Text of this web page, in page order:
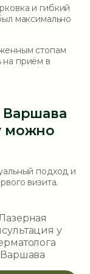
и гибкий
максимально
стопам
приём в
Варшава
можно
подход и
визита.
у
Варшава